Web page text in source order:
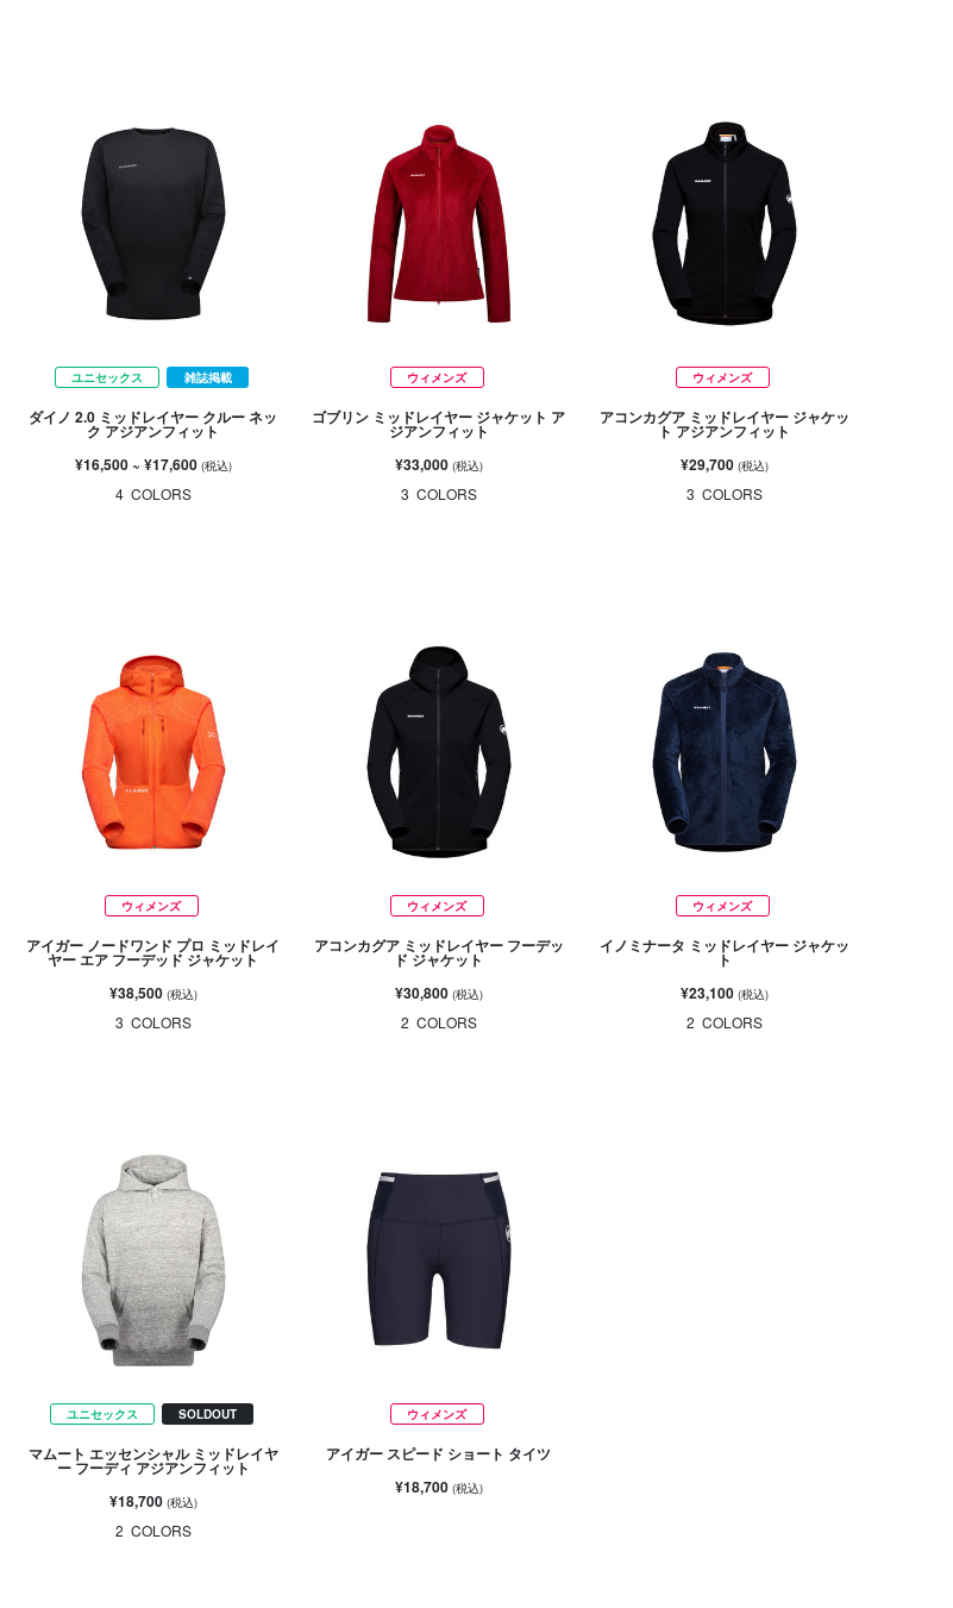
ユニセックス 雑誌掲載
ダイノ 2.0 ミッドレイヤー クルー ネッ
ク アジアンフィット
¥16,500~ ¥17,600 (税込)
4 COLORS
ウィメンズ
ゴブリン ミッドレイヤー ジャケット ア
ジアンフィット
¥33,000 (税込)
3 COLORS
ウィメンズ
アコンカグア ミッドレイヤー ジャケッ
ト アジアンフィット
¥29,700 (税込)
3 COLORS
ウィメンズ
アイガー ノードワンド プロ ミッドレイ
ヤー エア フーデッド ジャケット
¥38,500 (税込)
3 COLORS
ウィメンズ
アコンカグア ミッドレイヤー フーデッ
ド ジャケット
¥30,800 (税込)
2 COLORS
ウィメンズ
イノミナータ ミッドレイヤー ジャケッ
ト
¥23,100 (税込)
2 COLORS
ユニセックス SOLDOUT
マムート エッセンシャル ミッドレイヤ
ー フーディ アジアンフィット
¥18,700 (税込)
2 COLORS
ウィメンズ
アイガー スピード ショート タイツ
¥18,700 (税込)